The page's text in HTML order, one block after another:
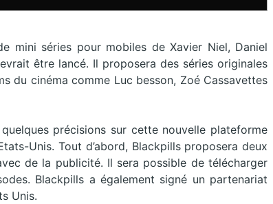
mini séries pour mobiles de Xavier Niel, Daniel
être lancé. Il proposera des séries originales
du cinéma comme Luc besson, Zoé Cassavettes
précisions sur cette nouvelle plateforme
Unis. Tout d’abord, Blackpills proposera deux
de la publicité. Il sera possible de télécharger
Blackpills a également signé un partenariat
Unis.